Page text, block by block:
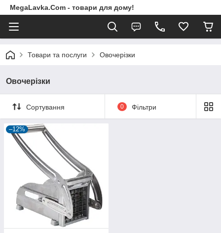
MegaLavka.Com - товари для дому!
Товари та послуги Овочерізки
Овочерізки
Сортування 0 Фільтри
–12%